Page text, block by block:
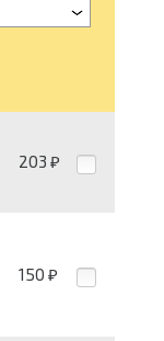
203 ₽
150 ₽